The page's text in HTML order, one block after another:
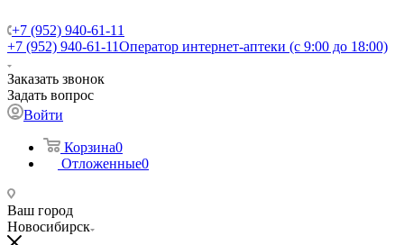
+7 (952) 940-61-11
+7 (952) 940-61-11Оператор интернет-аптеки (с 9:00 до 18:00)
Заказать звонок
Задать вопрос
Войти
Корзина0
Отложенные0
Ваш город
Новосибирск